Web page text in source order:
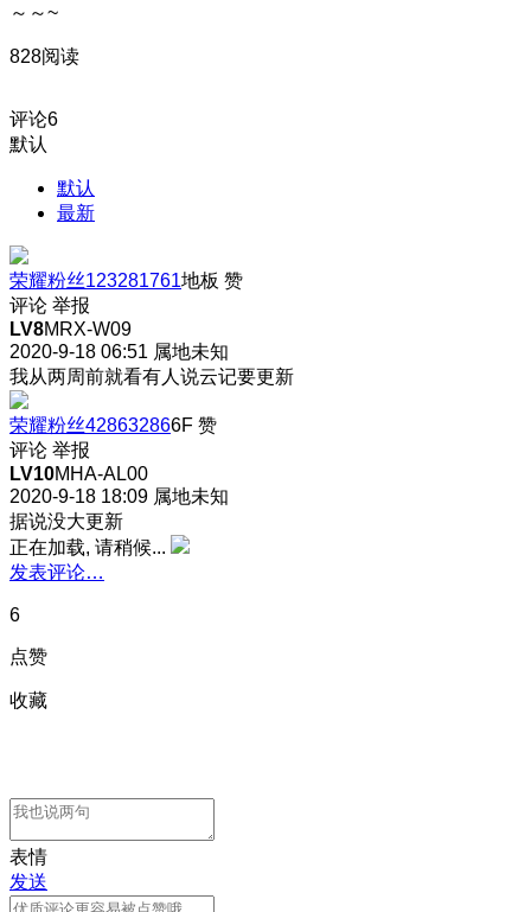
～～~
828阅读
评论6
默认
默认
最新
荣耀粉丝123281761地板 赞
评论 举报
LV8MRX-W09
2020-9-18 06:51 属地未知
我从两周前就看有人说云记要更新
荣耀粉丝428632866F 赞
评论 举报
LV10MHA-AL00
2020-9-18 18:09 属地未知
据说没大更新
正在加载, 请稍候...
发表评论…
6
点赞
收藏
表情
发送